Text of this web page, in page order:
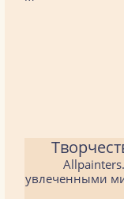
увлеченными